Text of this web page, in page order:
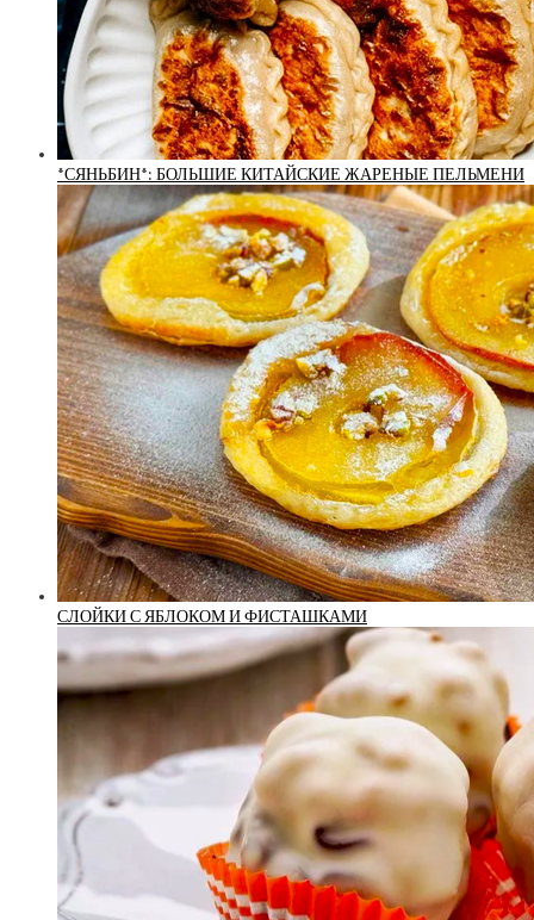
*СЯНЬБИН*: БОЛЬШИЕ КИТАЙСКИЕ ЖАРЕНЫЕ ПЕЛЬМЕНИ
СЛОЙКИ С ЯБЛОКОМ И ФИСТАШКАМИ